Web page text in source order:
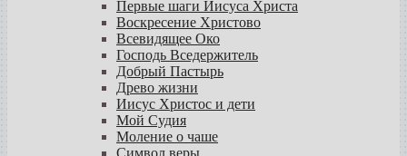
Первые шаги Иисуса Христа
Воскресение Христово
Всевидящее Око
Господь Вседержитель
Добрый Пастырь
Древо жизни
Иисус Христос и дети
Мой Судия
Моление о чаше
Символ веры